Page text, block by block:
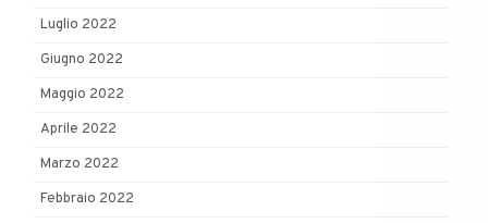
Luglio 2022
Giugno 2022
Maggio 2022
Aprile 2022
Marzo 2022
Febbraio 2022